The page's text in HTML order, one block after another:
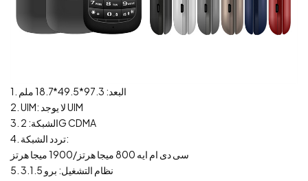
1. البعد: 97.3*49.5*18.7 ملم
2. UIM: لا يوجد UIM
3. الشبكة: 2G CDMA
4. تردد الشبكة:
سى دى ام ايه 800 ميجا هرتز/1900 ميجا هرتز
5. نظام التشغيل: برو 3.1.5